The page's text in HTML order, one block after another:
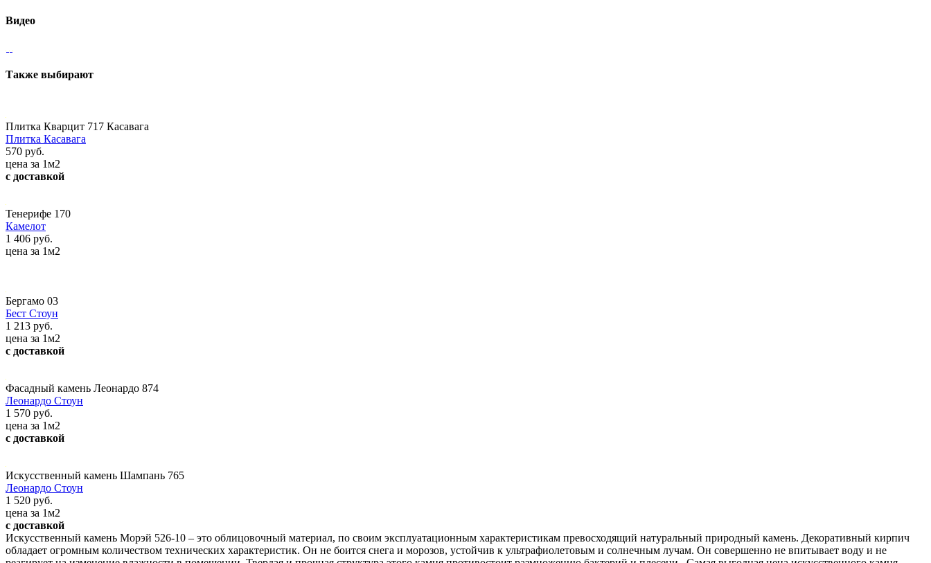
Видео
Также выбирают
Плитка Кварцит 717 Касавага
Плитка Касавага
570 руб.
цена за 1м2
с доставкой
Тенерифе 170
Камелот
1 406 руб.
цена за 1м2
Бергамо 03
Бест Стоун
1 213 руб.
цена за 1м2
с доставкой
Фасадный камень Леонардо 874
Леонардо Стоун
1 570 руб.
цена за 1м2
с доставкой
Искусственный камень Шампань 765
Леонардо Стоун
1 520 руб.
цена за 1м2
с доставкой
Искусственный камень Морэй 526-10 – это облицовочный материал, по своим эксплуатационным характеристикам превосходящий натуральный природный камень. Декоративный кирпич
обладает огромным количеством технических характеристик. Он не боится снега и морозов, устойчив к ультрафиолетовым и солнечным лучам. Он совершенно не впитывает воду и не